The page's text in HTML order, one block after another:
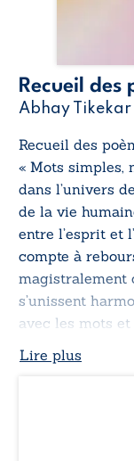
Recueil des
Abhay Tikekar
Recueil des
« Mots simples,
dans l’univers
de la vie
entre l’esprit et
compte à
magistralement
s’unissent
avec les mots
Lire plus